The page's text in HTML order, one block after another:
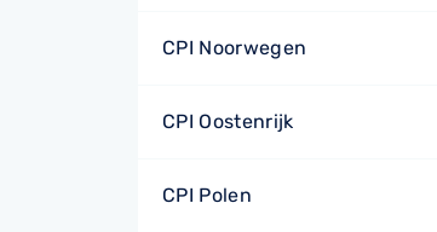
CPI Noorwegen
CPI Oostenrijk
CPI Polen